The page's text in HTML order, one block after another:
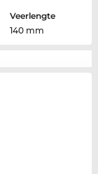
Veerlengte
140 mm